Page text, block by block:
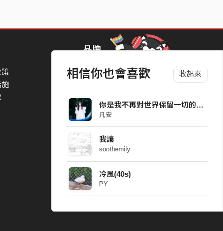
相信你也會喜歡 收起來
你是我不再對世界保留一切的原因 Demo
凡安
我讓
soothemily
冷風(40s)
PY
策
施
品牌
StreetVoice Awards 街聲音樂獎
Blow 吹音樂
Packer 派歌
SimpleLife 簡單生活節
ParkPark Carnival
一起比 YEAH 吧